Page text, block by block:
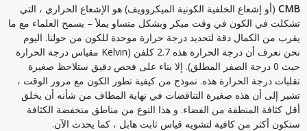
CMB (أو إشعاع الخلفية الكونية الميكروويف) هو الإشعاع الحراري ، التي
تشكلت في الكون في وقت مبكر وبشكل متساو يملأ – يسمح العلماء مع ما
يقرب من الكمال دقة لتحديد درجة حرارة موحدة للكون من حولنا. اليوم
نحن نعرف أن درجة الحرارة هذه 2.7 كلفن (Kelvin مقياس درجة الحرارة
حيث 0 درجة الصفر المطلق). إلا بناء على فحص دقيق ستلاحظ صغيرة
تقلبات درجة الحرارة هذه. نموذج من كيفية تطور الكون مع مرور الوقت ،
تشير إلى أن هذه صغيرة التناقضات في نهاية المطاف من شأنه أن يخلق
أقل كثافة المنطقة من الفضاء. و هذا النوع من مناطق منخفضة الكثافة
ستكون أكثر من كافية لتشويه قياس ثابت هابل ، كما يحدث الآن.